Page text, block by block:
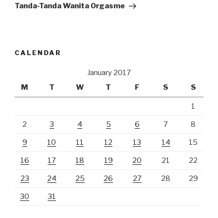
Post
Tanda-Tanda Wanita Orgasme
CALENDAR
January 2017
M
T W T F S S
1
2 3 4 5 6 7 8
9 10 11 12 13 14 15
16 17 18 19 20 21 22
23 24 25 26 27 28 29
30 31